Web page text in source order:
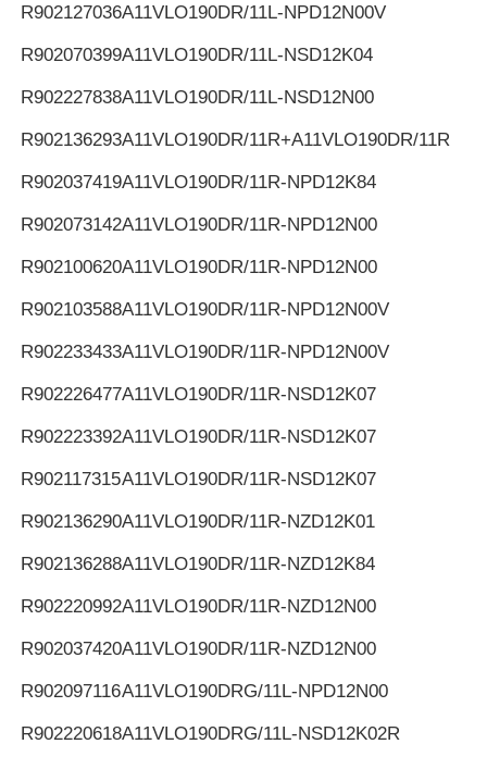
रेक्सरोथ हाइड्रोलिक वाल्व
रेक्स्रोथ फ़िल्टर सहायक उपकरण
युकेन हाइड्रोलिक पंप
R902127036A11VLO190DR/11L-NPD12N00V
R902070399A11VLO190DR/11L-NSD12K04
R902227838A11VLO190DR/11L-NSD12N00
R902136293A11VLO190DR/11R+A11VLO190DR/11R
R902037419A11VLO190DR/11R-NPD12K84
R902073142A11VLO190DR/11R-NPD12N00
R902100620A11VLO190DR/11R-NPD12N00
R902103588A11VLO190DR/11R-NPD12N00V
R902233433A11VLO190DR/11R-NPD12N00V
R902226477A11VLO190DR/11R-NSD12K07
R902223392A11VLO190DR/11R-NSD12K07
R902117315A11VLO190DR/11R-NSD12K07
R902136290A11VLO190DR/11R-NZD12K01
R902136288A11VLO190DR/11R-NZD12K84
R902220992A11VLO190DR/11R-NZD12N00
R902037420A11VLO190DR/11R-NZD12N00
R902097116A11VLO190DRG/11L-NPD12N00
R902220618A11VLO190DRG/11L-NSD12K02R